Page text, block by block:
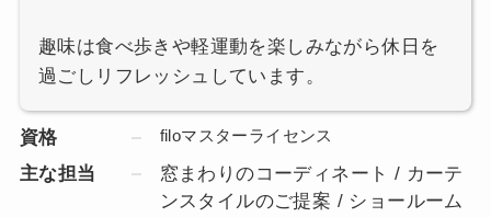
趣味は食べ歩きや軽運動を楽しみながら休日を
過ごしリフレッシュしています。
資格 filoマスターライセンス
主な担当
窓まわりのコーディネート / カーテ
ンスタイルのご提案 / ショールーム